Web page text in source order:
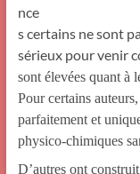
nce
s certains ne sont
sérieux pour venir
sont élevées quant à
Pour certains
parfaitement et
physico-chimiques
D’autres ont